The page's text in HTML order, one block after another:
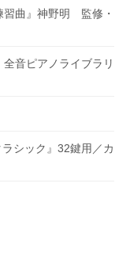
習曲』神野明 監修・
音ピアノライブラリ
シック』32鍵用／カ